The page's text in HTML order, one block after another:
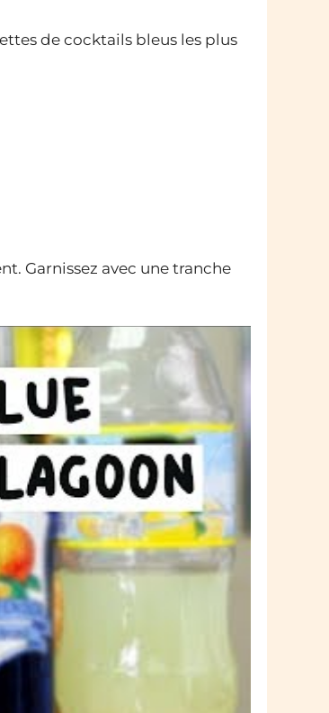
de cocktails bleus les plus
Garnissez avec une tranche